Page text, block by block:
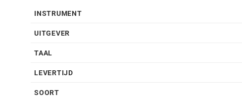
INSTRUMENT
UITGEVER
TAAL
LEVERTIJD
SOORT